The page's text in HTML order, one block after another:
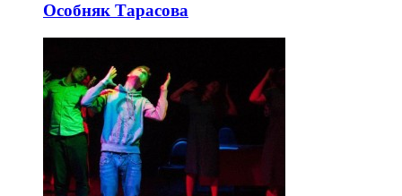
Особняк Тарасова